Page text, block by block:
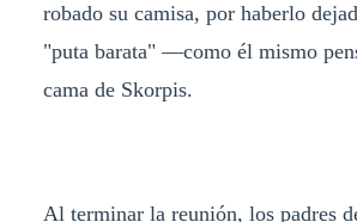
robado su camisa, por haberlo
"puta barata" —como él mismo
cama de Skorpis.
Al terminar la reunión, los padres